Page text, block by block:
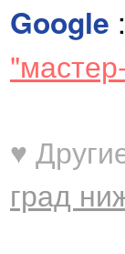
Google :
♥
град